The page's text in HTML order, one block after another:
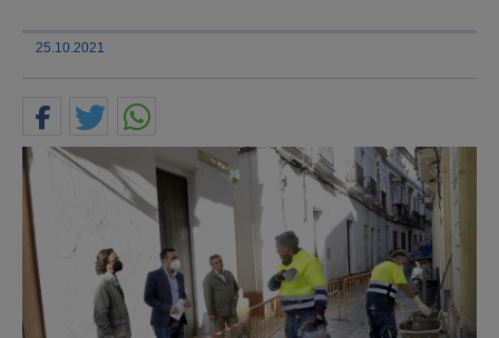
25.10.2021